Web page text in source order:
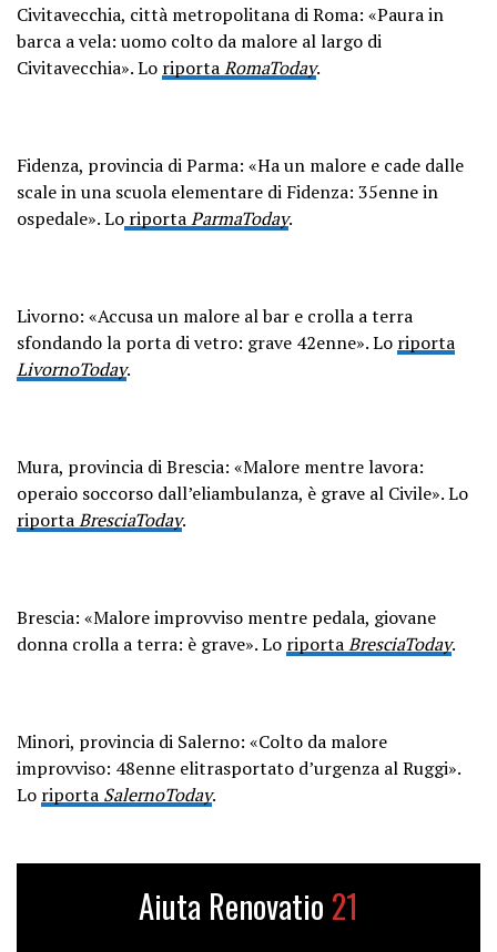
Civitavecchia, città metropolitana di Roma: «Paura in
barca a vela: uomo colto da malore al largo di
Civitavecchia». Lo riportaRomaToday.
Fidenza, provincia di Parma: «Ha un malore e cade dalle
scale in una scuola elementare di Fidenza: 35enne in
ospedale». Lo riportaParmaToday.
Livorno: «Accusa un malore al bar e crolla a terra
sfondando la porta di vetro: grave 42enne». Lo riporta
LivornoToday.
Mura, provincia di Brescia: «Malore mentre lavora:
operaio soccorso dall’eliambulanza, è grave al Civile». Lo
riportaBresciaToday.
Brescia: «Malore improvviso mentre pedala, giovane
donna crolla a terra: è grave». Lo riportaBresciaToday.
Minori, provincia di Salerno: «Colto da malore
improvviso: 48enne elitrasportato d’urgenza al Ruggi».
Lo riporta SalernoToday.
Aiuta Renovatio 21